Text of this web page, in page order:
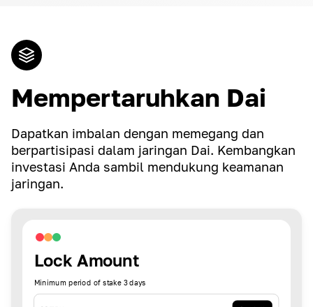
Mempertaruhkan Dai
Dapatkan imbalan dengan memegang dan
berpartisipasi dalam jaringan Dai. Kembangkan
investasi Anda sambil mendukung keamanan
jaringan.
Lock Amount
Minimum period of stake 3 days